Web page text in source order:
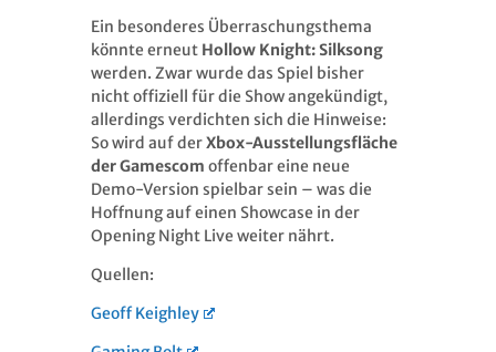
Ein besonderes Überraschungsthema
könnte erneut Hollow Knight: Silksong
werden. Zwar wurde das Spiel bisher
nicht offiziell für die Show angekündigt,
allerdings verdichten sich die Hinweise:
So wird auf derXbox-Ausstellungsfläche
der Gamescom offenbar eine neue
Demo-Version spielbar sein – was die
Hoffnung auf einen Showcase in der
Opening Night Live weiter nährt.
Quellen:
Geoff Keighley